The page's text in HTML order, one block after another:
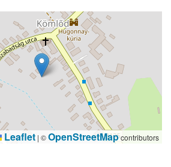
Leaflet | ©OpenStreetMapcontributors